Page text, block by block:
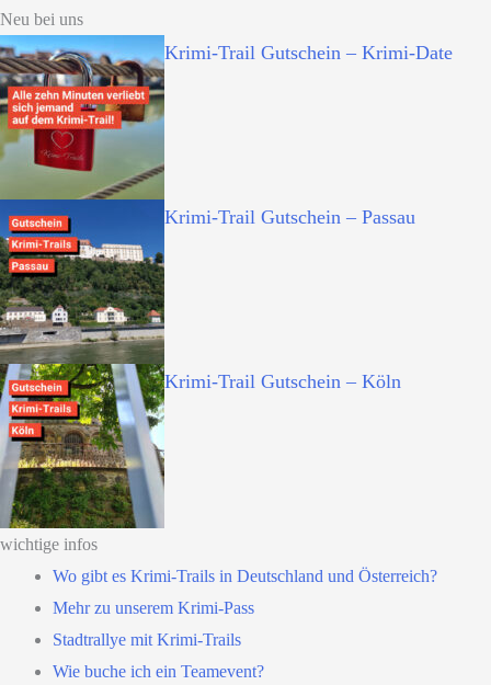
Neu bei uns
Krimi-Trail Gutschein – Krimi-Date
Krimi-Trail Gutschein – Passau
Krimi-Trail Gutschein – Köln
wichtige infos
Wo gibt es Krimi-Trails in Deutschland und Österreich?
Mehr zu unserem Krimi-Pass
Stadtrallye mit Krimi-Trails
Wie buche ich ein Teamevent?